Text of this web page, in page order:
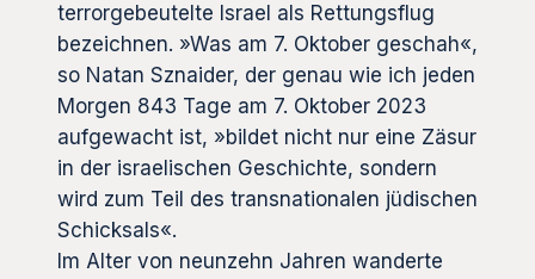
terrorgebeutelte Israel als Rettungsflug
bezeichnen. »Was am 7. Oktober geschah«,
so Natan Sznaider, der genau wie ich jeden
Morgen 843 Tage am 7. Oktober 2023
aufgewacht ist, »bildet nicht nur eine Zäsur
in der israelischen Geschichte, sondern
wird zum Teil des transnationalen jüdischen
Schicksals«.
Im Alter von neunzehn Jahren wanderte